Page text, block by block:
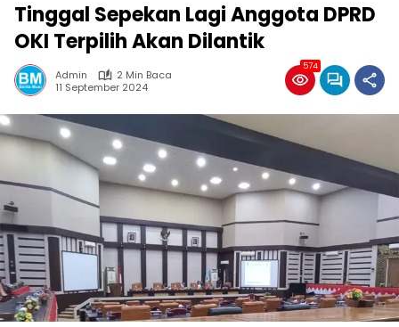
Tinggal Sepekan Lagi Anggota DPRD
OKI Terpilih Akan Dilantik
Admin
2 Min Baca
11 September 2024
574